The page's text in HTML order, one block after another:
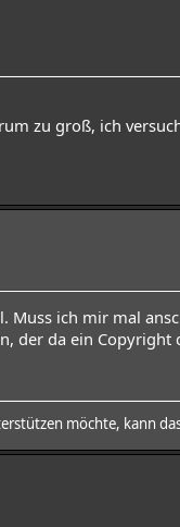
zu groß, ich
Muss ich mir mal
der da ein Copyright
möchte, kann